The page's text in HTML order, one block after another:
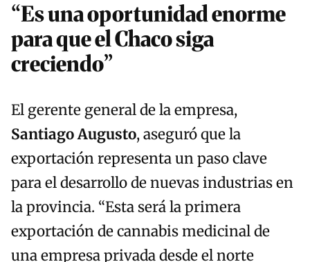
“Es una oportunidad enorme
para que el Chaco siga
creciendo”
El gerente general de la empresa,
Santiago Augusto, aseguró que la
exportación representa un paso clave
para el desarrollo de nuevas industrias en
la provincia. “Esta será la primera
exportación de cannabis medicinal de
una empresa privada desde el norte